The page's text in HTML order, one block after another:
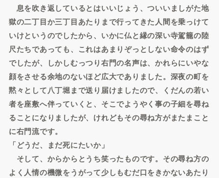
息を吹き返しているとはいいじょう、ついいましがた地
獄の二丁目か三丁目あたりまで行ってきた人間を乗っけて
いけというのでしたから、いかに仏と縁の深い寺駕籠の陸
尺たちであっても、これはあまりぞっとしない命令のはず
でしたが、しかしむっつり右門の名声は、かれらにいやな
顔をさせる余地のないほど広大でありました。深夜の町を
黙々として八丁堀まで送り届けましたので、くだんの若い
者を座敷へ伴っていくと、そこでようやく事の子細を尋ね
ることになりましたが、けれどもその尋ね方がまたまこと
に右門流です。
「どうだ、まだ死にたいか」
そして、からからとうち笑ったものです。その尋ね方の
よく人情の機微をうがって少しもむだ口をきかないあたり